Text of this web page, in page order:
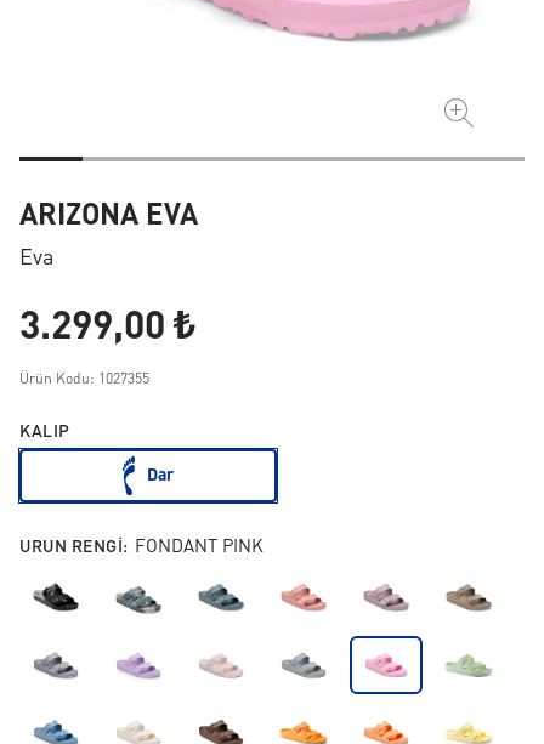
ARIZONA EVA
Eva
3.299,00 ₺
Ürün Kodu: 1027355
KALIP
Dar
URUN RENGI: FONDANT PINK